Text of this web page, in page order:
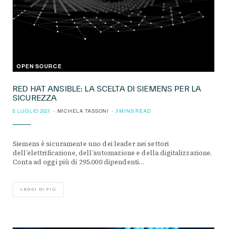
OPEN SOURCE
RED HAT ANSIBLE: LA SCELTA DI SIEMENS PER LA
SICUREZZA
8 LUGLIO 2021 MICHELA TASSONI 3 MINS READ
Siemens è sicuramente uno dei leader nei settori
dell’elettrificazione, dell’automazione e della digitalizzazione.
Conta ad oggi più di 295.000 dipendenti…
LEGGI DI PIÙ